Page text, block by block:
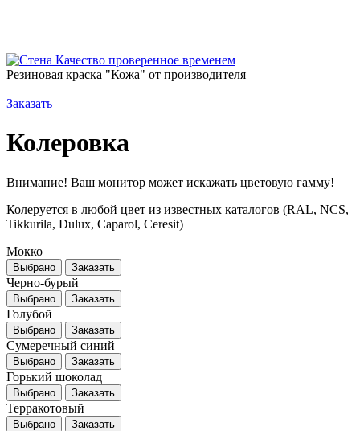
Качество проверенное временем
Резиновая краска "Кожа" от производителя
Заказать
Колеровка
Внимание! Ваш монитор может искажать цветовую гамму!
Колеруется в любой цвет из известных каталогов (RAL, NCS,
Tikkurila, Dulux, Caparol, Ceresit)
Мокко
Выбрано Заказать
Черно-бурый
Выбрано Заказать
Голубой
Выбрано Заказать
Сумеречный синий
Выбрано Заказать
Горький шоколад
Выбрано Заказать
Терракотовый
Выбрано Заказать